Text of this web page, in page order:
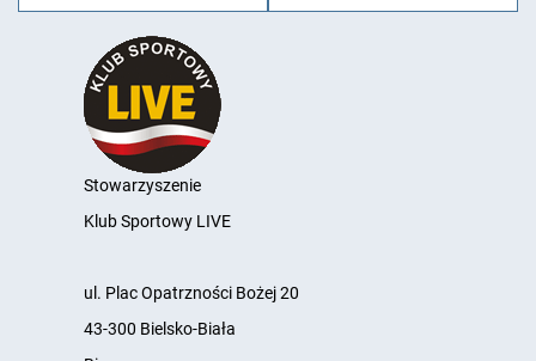
Stowarzyszenie
Klub Sportowy LIVE
ul. Plac Opatrzności Bożej 20
43-300 Bielsko-Biała